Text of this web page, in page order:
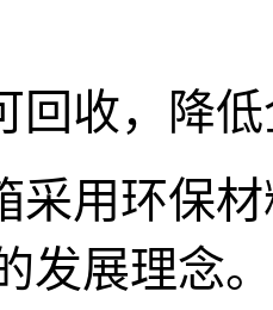
回收，降
采用环保
发展理念